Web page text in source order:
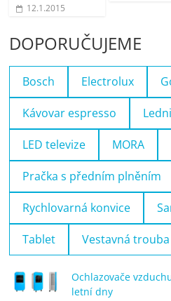
12.1.2015
DOPORUČUJEME
Bosch Electrolux
Kávovar espresso
LED televize MORA
Pračka s předním plněním
Rychlovarná konvice
Tablet Vestavná trouba
Ochlazovače
letní dny